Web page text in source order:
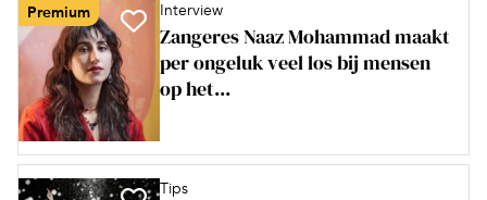
Premium Interview
Zangeres Naaz Mohammad maakt
per ongeluk veel los bij mensen
op het...
Tips